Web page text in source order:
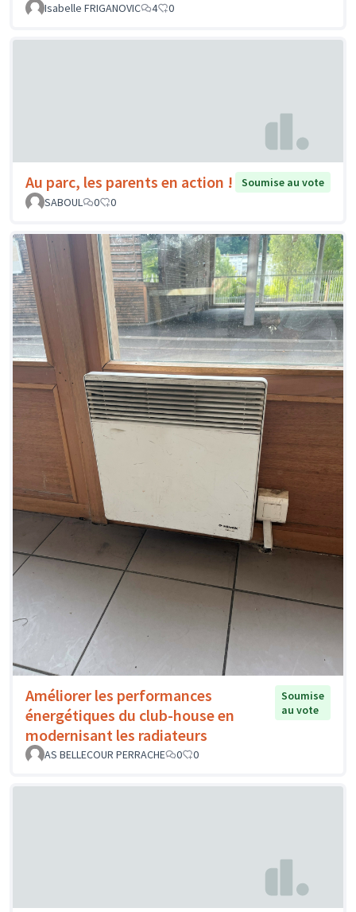
Isabelle FRIGANOVIC
4 0
Au parc, les parents en action !
Soumise au vote
SABOUL
0 0
Améliorer les performances
énergétiques du club-house en
modernisant les radiateurs
Soumise
au vote
AS BELLECOUR PERRACHE 0 0